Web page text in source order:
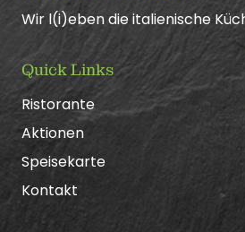
Wir l(i)eben die italienische
Quick Links
Ristorante
Aktionen
Speisekarte
Kontakt